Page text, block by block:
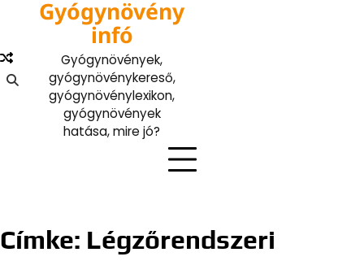
content
Gyógynövény
infó
Gyógynövények,
gyógynövénykereső,
gyógynövénylexikon,
gyógynövények
hatása, mire jó?
Címke: Légzőrendszeri